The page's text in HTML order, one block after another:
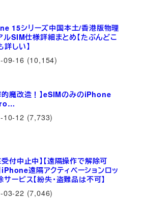
15シリーズ中国本土/香港版物理
ルSIM仕様詳細まとめ【たぶんどこ
詳しい】
09-16 (10,154)
的魔改造！】eSIMのみのiPhone
10-12 (7,733)
受付中止中】【遠隔操作で解除可
iPhone遠隔アクティベーションロッ
サービス【紛失・盗難品は不可】
03-22 (7,046)